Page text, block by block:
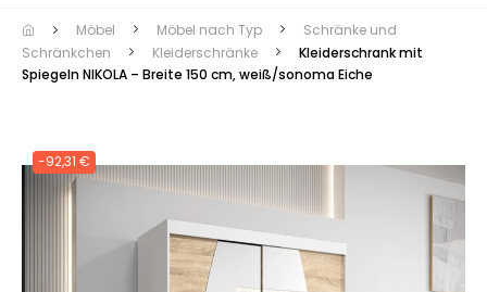
Navigation
Möbel Möbel nach Typ
Schränke und
Schränkchen
Kleiderschränke
Kleiderschrank mit
Spiegeln NIKOLA – Breite 150 cm, weiß/sonoma Eiche
-92,31 €